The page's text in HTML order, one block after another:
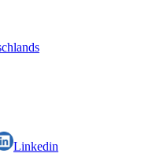
Linkedin